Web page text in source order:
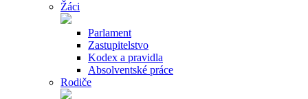
Žáci
Parlament
Zastupitelstvo
Kodex a pravidla
Absolventské práce
Rodiče